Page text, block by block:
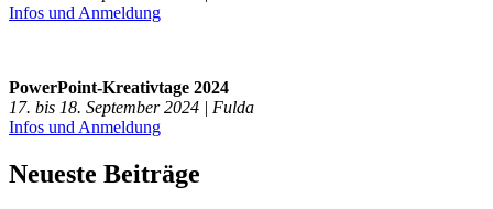
Infos und Anmeldung
PowerPoint-Kreativtage 2024
17. bis 18. September 2024 | Fulda
Infos und Anmeldung
Neueste Beiträge